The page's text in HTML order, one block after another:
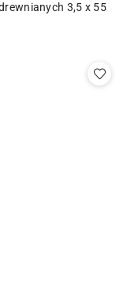
3,5 x 55